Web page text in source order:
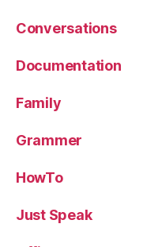
Conversations
Documentation
Family
Grammer
HowTo
Just Speak